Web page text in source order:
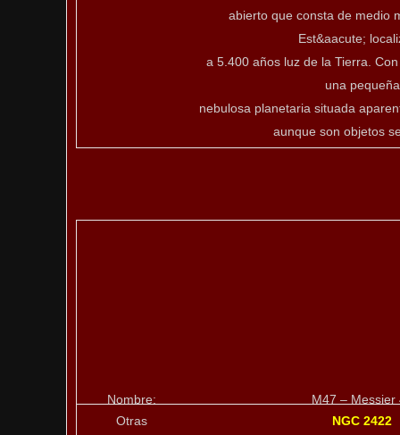
abierto que consta de medio
Est&aacute;
a 5.400 años luz de la Tierra.
una pequeña
nebulosa planetaria situada
aunque son objetos
Nombre:
M47 – Messier
Otras
NGC 2422